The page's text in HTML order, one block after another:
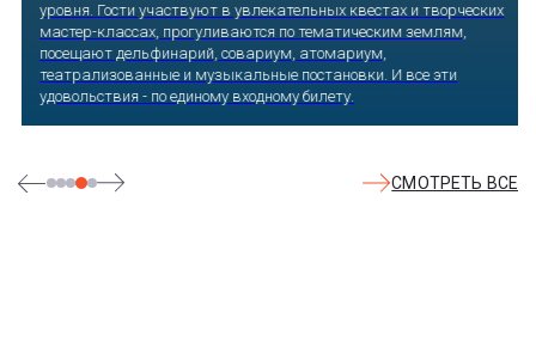
уровня. Гости участвуют в увлекательных квестах и творческих
мастер-классах, прогуливаются по тематическим землям,
посещают дельфинарий, совариум, атомариум,
театрализованные и музыкальные постановки. И все эти
удовольствия - по единому входному билету.
СМОТРЕТЬ ВСЕ